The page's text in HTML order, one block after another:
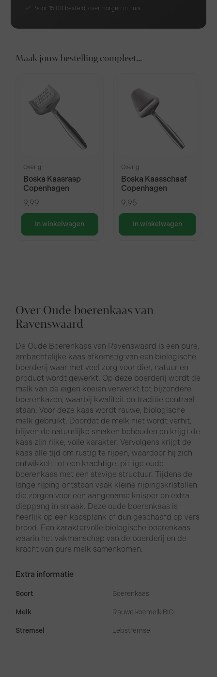
Voor 15.00 besteld, overmorgen in huis
Maak jouw bestelling compleet...
Overig
Boska Kaasrasp
Copenhagen
9,99
In winkelwagen
Overig
Boska Kaasschaaf
Copenhagen
9,95
In winkelwagen
Over Oude boerenkaas van
Ravenswaard
De Oude Boerenkaas van Ravenswaard is een pure,
ambachtelijke kaas afkomstig van een biologische
boerderij waar met veel zorg voor dier, natuur en
product wordt gewerkt. Op deze boerderij wordt de
melk van de eigen koeien verwerkt tot bijzondere
boerenkazen, waarbij kwaliteit en traditie centraal
staan. Voor deze kaas wordt rauwe, biologische
melk gebruikt. Doordat de melk niet wordt verhit,
blijven de natuurlijke smaken behouden en krijgt de
kaas zijn rijke, volle karakter. Vervolgens krijgt de
kaas alle tijd om rustig te rijpen, waardoor hij zich
ontwikkelt tot een krachtige, pittige oude
boerenkaas met een stevige structuur. Tijdens de
lange rijping ontstaan vaak kleine rijpingskristallen
die zorgen voor een aangename knisper en extra
diepgang in smaak. Deze oude boerenkaas is
heerlijk op een kaasplank of dun geschaafd op vers
brood. Een karaktervolle biologische boerenkaas
waarin het vakmanschap van de boerderij en de
kracht van pure melk samenkomen.
Extra informatie
Soort Boerenkaas
Melk Rauwe koemelk BIO
Stremsel Lebstremsel